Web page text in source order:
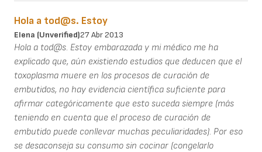
Hola a tod@s. Estoy
Elena (unverified)27 Abr 2013
Hola a tod@s. Estoy embarazada y mi médico me ha
explicado que, aún existiendo estudios que deducen que el
toxoplasma muere en los procesos de curación de
embutidos, no hay evidencia científica suficiente para
afirmar categóricamente que esto suceda siempre (más
teniendo en cuenta que el proceso de curación de
embutido puede conllevar muchas peculiaridades). Por eso
se desaconseja su consumo sin cocinar (congelarlo